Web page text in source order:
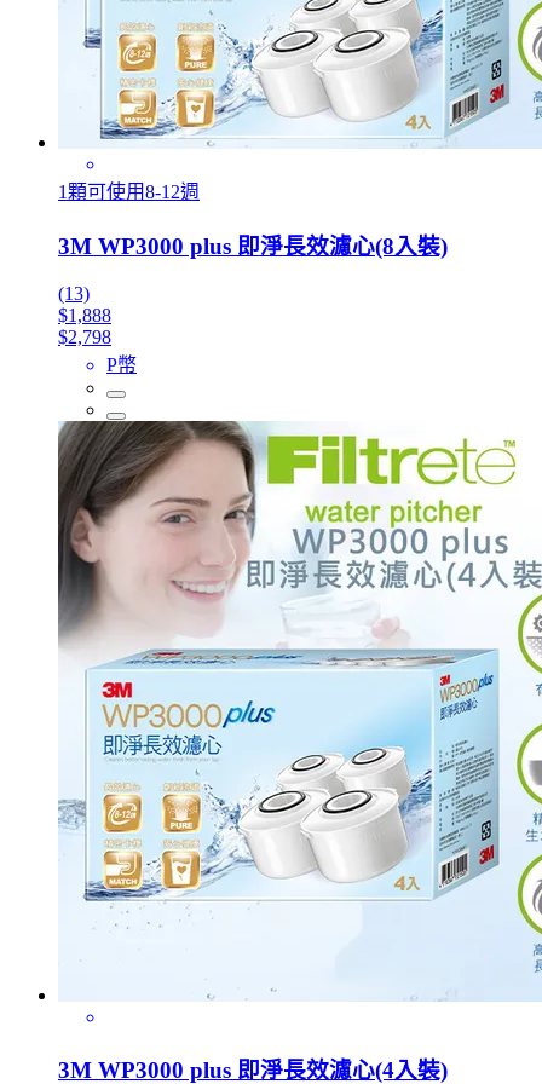
1顆可使用8-12週
3M WP3000 plus 即淨長效濾心(8入裝)
(13)
$1,888
$2,798
P幣
3M WP3000 plus 即淨長效濾心(4入裝)